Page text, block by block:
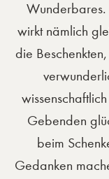
Wunderbares.
wirkt nämlich
die
Gebenden
beim
Gedanken